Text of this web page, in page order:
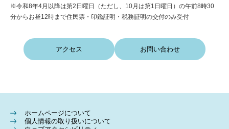
※令和8年4月以降は第2日曜日（ただし、10月は第1日曜日）の午前8時30
分からお昼12時まで住民票・印鑑証明・税務証明の交付のみ受付
アクセス お問い合わせ
ホームページについて
個人情報の取り扱いについて